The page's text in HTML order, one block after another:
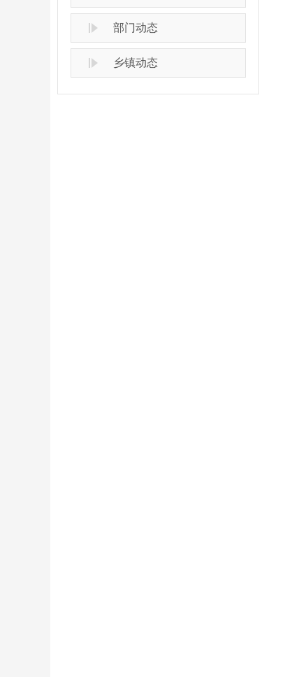
部门动态
乡镇动态